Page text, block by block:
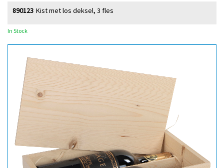
Kist met los deksel, 3 fles
890123
In Stock